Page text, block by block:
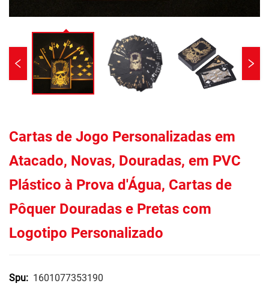
Cartas de Jogo Personalizadas em
Atacado, Novas, Douradas, em PVC
Plástico à Prova d'Água, Cartas de
Pôquer Douradas e Pretas com
Logotipo Personalizado
Spu: 1601077353190